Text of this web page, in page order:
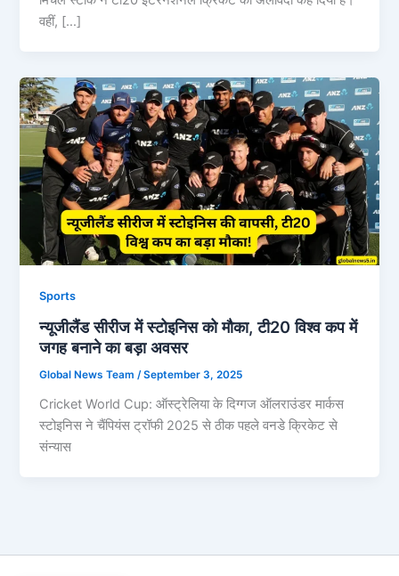
वहीं, […]
Sports
न्यूजीलैंड सीरीज में स्टोइनिस को मौका, टी20 विश्व कप में
जगह बनाने का बड़ा अवसर
Global News Team/September 3, 2025
Cricket World Cup: ऑस्ट्रेलिया के दिग्गज ऑलराउंडर मार्कस
स्टोइनिस ने चैंपियंस ट्रॉफी 2025 से ठीक पहले वनडे क्रिकेट से
संन्यास